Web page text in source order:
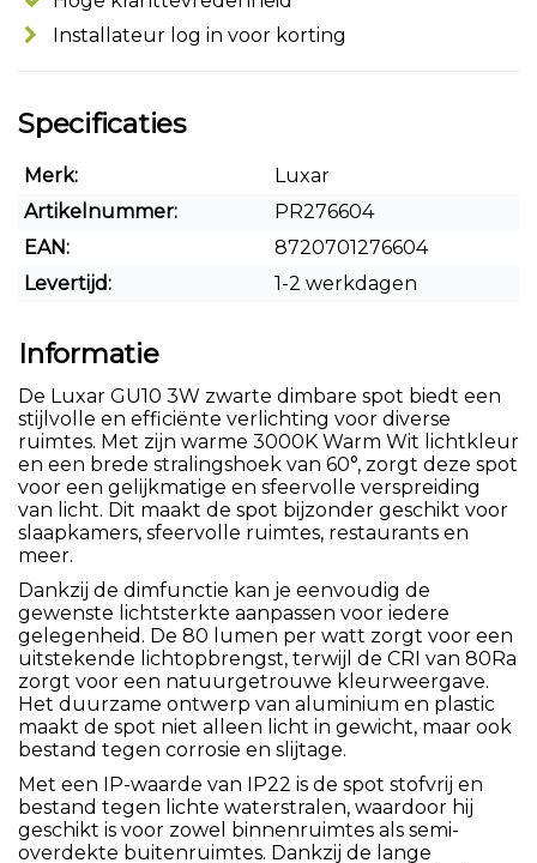
Installateur log in voor korting
Specificaties
Merk:
Luxar
Artikelnummer:
PR276604
EAN:
8720701276604
Levertijd:
1-2 werkdagen
Informatie
De Luxar GU10 3W zwarte dimbare spot biedt een
stijlvolle en efficiënte verlichting voor diverse
ruimtes. Met zijn warme 3000K Warm Wit lichtkleur
en een brede stralingshoek van 60°, zorgt deze spot
voor een gelijkmatige en sfeervolle verspreiding
van licht. Dit maakt de spot bijzonder geschikt voor
slaapkamers, sfeervolle ruimtes, restaurants en
meer.
Dankzij de dimfunctie kan je eenvoudig de
gewenste lichtsterkte aanpassen voor iedere
gelegenheid. De 80 lumen per watt zorgt voor een
uitstekende lichtopbrengst, terwijl de CRI van 80Ra
zorgt voor een natuurgetrouwe kleurweergave.
Het duurzame ontwerp van aluminium en plastic
maakt de spot niet alleen licht in gewicht, maar ook
bestand tegen corrosie en slijtage.
Met een IP-waarde van IP22 is de spot stofvrij en
bestand tegen lichte waterstralen, waardoor hij
geschikt is voor zowel binnenruimtes als semi-
overdekte buitenruimtes. Dankzij de lange